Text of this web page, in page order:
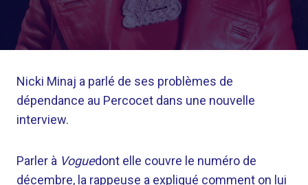
Nicki Minaj a parlé de ses problèmes de
dépendance au Percocet dans une nouvelle
interview.
Parler à Voguedont elle couvre le numéro de
décembre, la rappeuse a expliqué comment on lui